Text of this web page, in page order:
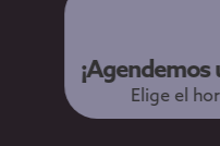
¡Agendemos
Elige el